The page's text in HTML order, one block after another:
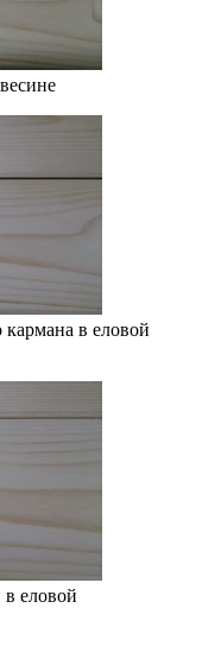
в еловой
еловой